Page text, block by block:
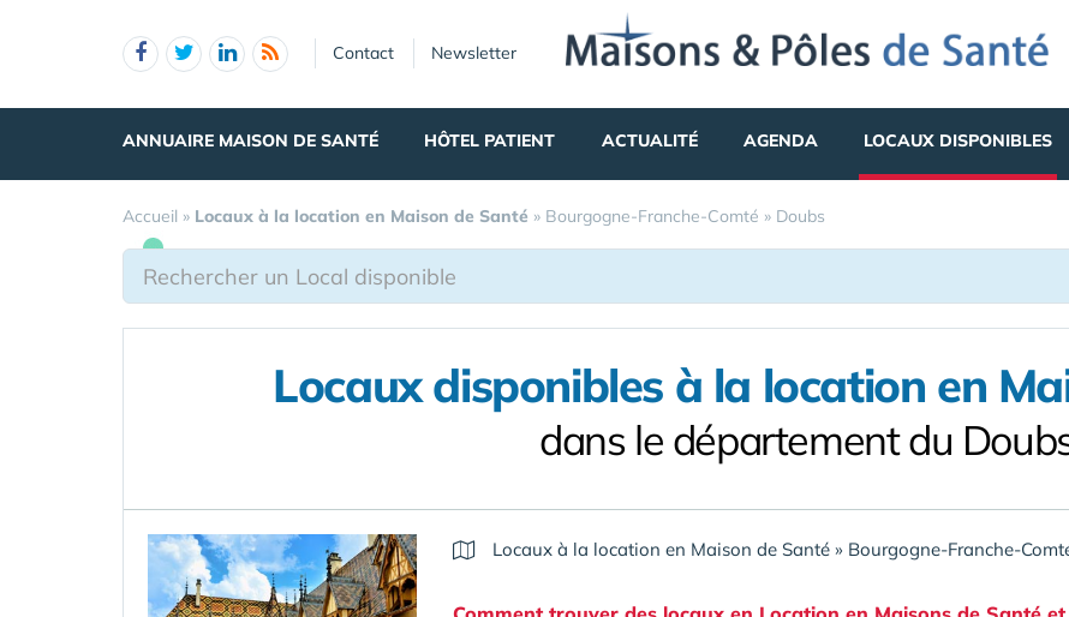
Contact Newsletter
ANNUAIRE MAISON DE SANTÉ HÔTEL PATIENT ACTUALITÉ AGENDA LOCAUX DISPONIBLES
Accueil » Locaux à la location en Maison de Santé » Bourgogne-Franche-Comté » Doubs
Locaux disponibles à la location en
dans le département du
Locaux à la location en Maison de Santé » Bourgogne-Franche-